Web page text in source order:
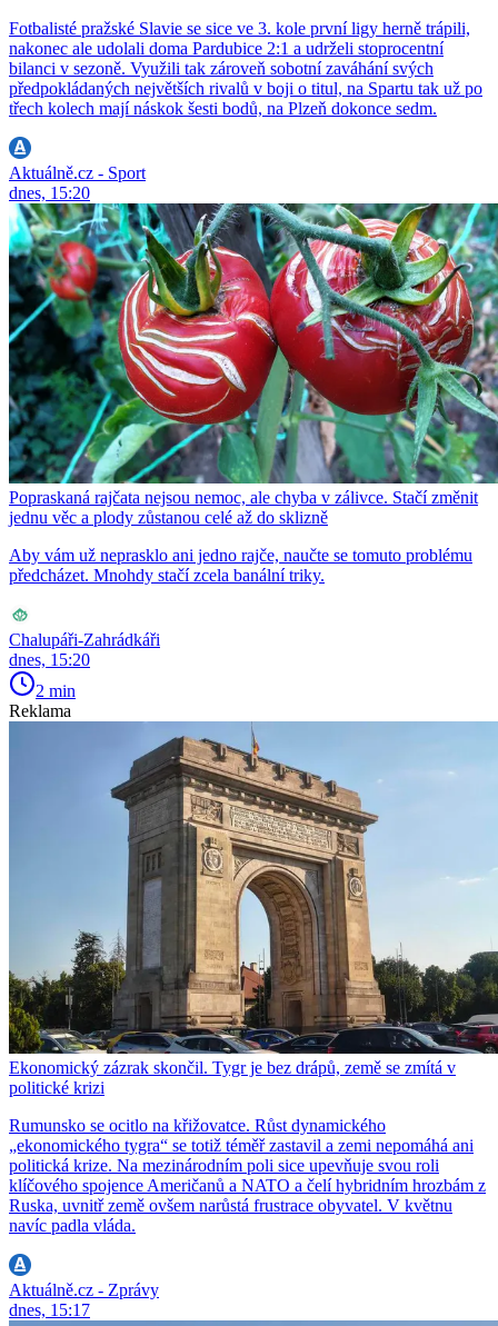
Fotbalisté pražské Slavie se sice ve 3. kole první ligy herně trápili,
nakonec ale udolali doma Pardubice 2:1 a udrželi stoprocentní
bilanci v sezoně. Využili tak zároveň sobotní zaváhání svých
předpokládaných největších rivalů v boji o titul, na Spartu tak už po
třech kolech mají náskok šesti bodů, na Plzeň dokonce sedm.
Aktuálně.cz - Sport
dnes, 15:20
Popraskaná rajčata nejsou nemoc, ale chyba v zálivce. Stačí změnit
jednu věc a plody zůstanou celé až do sklizně
Aby vám už neprasklo ani jedno rajče, naučte se tomuto problému
předcházet. Mnohdy stačí zcela banální triky.
Chalupáři-Zahrádkáři
dnes, 15:20
2 min
Reklama
Ekonomický zázrak skončil. Tygr je bez drápů, země se zmítá v
politické krizi
Rumunsko se ocitlo na křižovatce. Růst dynamického
„ekonomického tygra“ se totiž téměř zastavil a zemi nepomáhá ani
politická krize. Na mezinárodním poli sice upevňuje svou roli
klíčového spojence Američanů a NATO a čelí hybridním hrozbám z
Ruska, uvnitř země ovšem narůstá frustrace obyvatel. V květnu
navíc padla vláda.
Aktuálně.cz - Zprávy
dnes, 15:17